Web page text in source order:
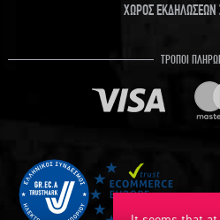
ΧΩΡΟΣ ΕΚΔΗΛΩΣΕΩΝ
ΤΡΟΠΟΙ